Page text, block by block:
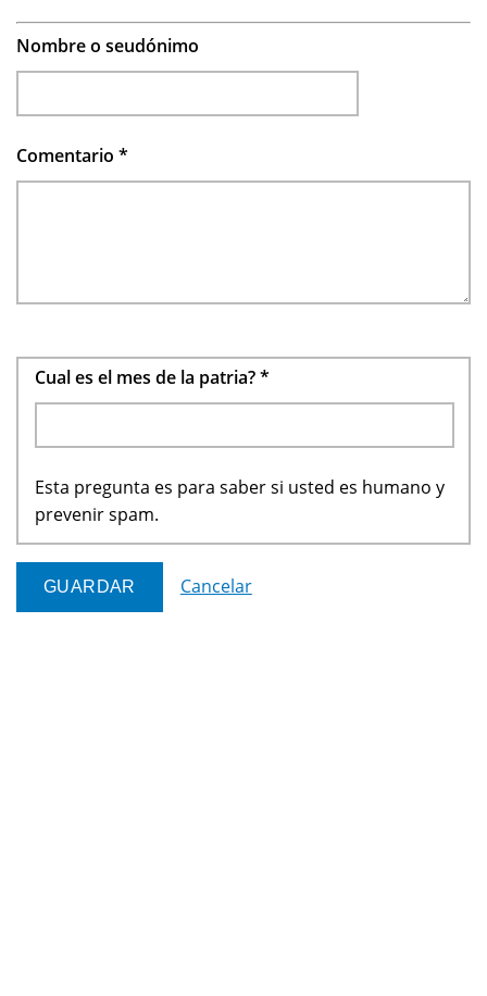
Nombre o seudónimo
Comentario *
Cual es el mes de la patria?*
Esta pregunta es para saber si usted es humano y
prevenir spam.
Cancelar